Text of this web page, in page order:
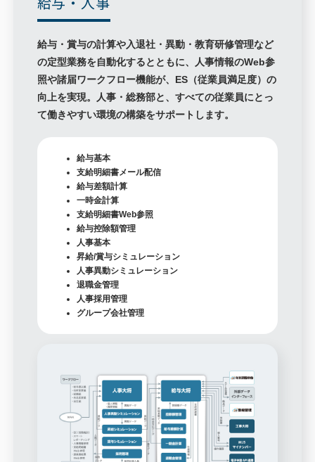
給与・賞与の計算や入退社・異動・教育研修管理など
の定型業務を自動化するとともに、人事情報のWeb参
照や諸届ワークフロー機能が、ES（従業員満足度）の
向上を実現。人事・総務部と、すべての従業員にとっ
て働きやすい環境の構築をサポートします。
給与基本
支給明細書メール配信
給与差額計算
一時金計算
支給明細書Web参照
給与控除額管理
人事基本
昇給/賞与シミュレーション
人事異動シミュレーション
退職金管理
人事採用管理
グループ会社管理